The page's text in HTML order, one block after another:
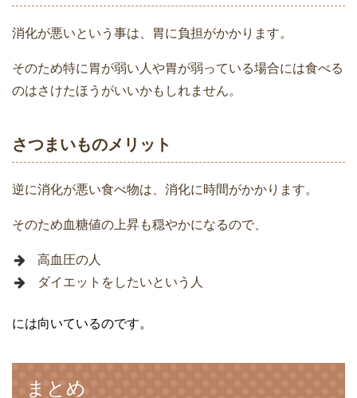
消化が悪いという事は、胃に負担がかかります。
そのため特に胃が弱い人や胃が弱っている場合には食べる
のはさけたほうがいいかもしれません。
さつまいものメリット
逆に消化が悪い食べ物は、消化に時間がかかります。
そのため血糖値の上昇も穏やかになるので、
高血圧の人
ダイエットをしたいという人
には向いているのです。
まとめ